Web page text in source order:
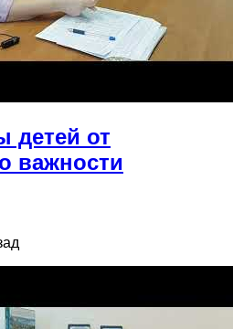
детей от
важности